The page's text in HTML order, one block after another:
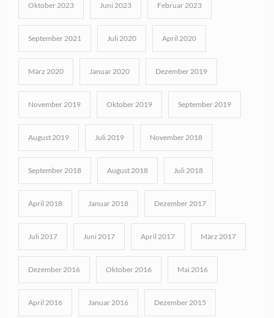
Oktober 2023 Juni 2023 Februar 2023
September 2021 Juli 2020 April 2020
März 2020 Januar 2020 Dezember 2019
November 2019 Oktober 2019 September 2019
August 2019 Juli 2019 November 2018
September 2018 August 2018 Juli 2018
April 2018 Januar 2018 Dezember 2017
Juli 2017 Juni 2017 April 2017 März 2017
Dezember 2016 Oktober 2016 Mai 2016
April 2016 Januar 2016 Dezember 2015